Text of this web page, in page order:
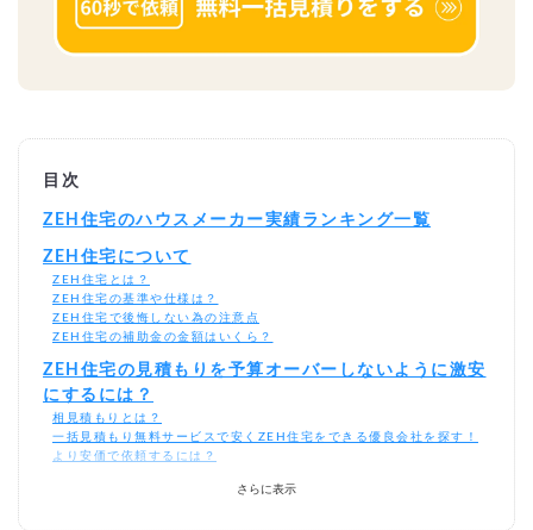
目次
ZEH住宅のハウスメーカー実績ランキング一覧
ZEH住宅について
ZEH住宅とは？
ZEH住宅の基準や仕様は？
ZEH住宅で後悔しない為の注意点
ZEH住宅の補助金の金額はいくら？
ZEH住宅の見積もりを予算オーバーしないように激安
にするには？
相見積もりとは？
一括見積もり無料サービスで安くZEH住宅をできる優良会社を探す！
より安価で依頼するには？
さらに表示